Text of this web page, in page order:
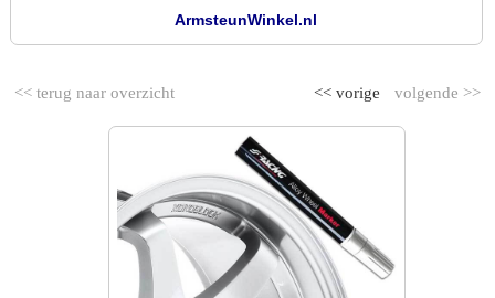
ArmsteunWinkel.nl
<< terug naar overzicht volgende >>
<< vorige